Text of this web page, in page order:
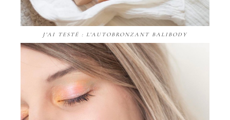
J'AI TESTÉ : L'AUTOBRONZANT BALIBODY